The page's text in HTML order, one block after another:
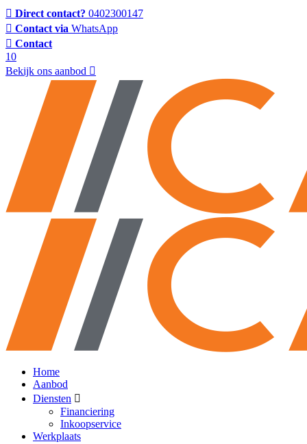
Direct contact? 0402300147
Contact via WhatsApp
Contact
10
Bekijk ons aanbod
Home
Aanbod
Diensten
Financiering
Inkoopservice
Werkplaats